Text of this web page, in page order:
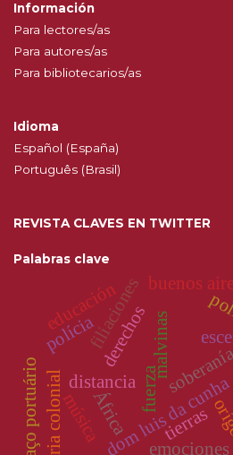
Información
Para lectores/as
Para autores/as
Para bibliotecarios/as
Idioma
Español (España)
Português (Brasil)
REVISTA CLAVES EN TWITTER
Palabras clave
dom luis da cunha
malvinas
África fuerza
emociones
distancia
derechos
filiaciones buenos
música
educación
polícia
espaço portuário tierras